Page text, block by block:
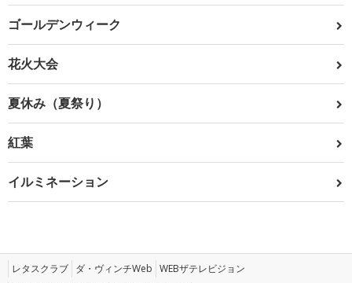
ゴールデンウィーク
花火大会
夏休み（夏祭り）
紅葉
イルミネーション
レタスクラブ ダ・ヴィンチWeb WEBザテレビジョン